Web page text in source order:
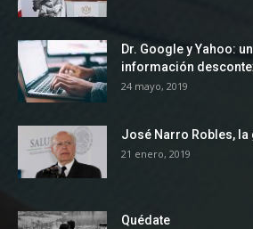
Dr. Google y Yahoo:
información
24 mayo, 2019
José Narro Robles, la
21 enero, 2019
Quédate